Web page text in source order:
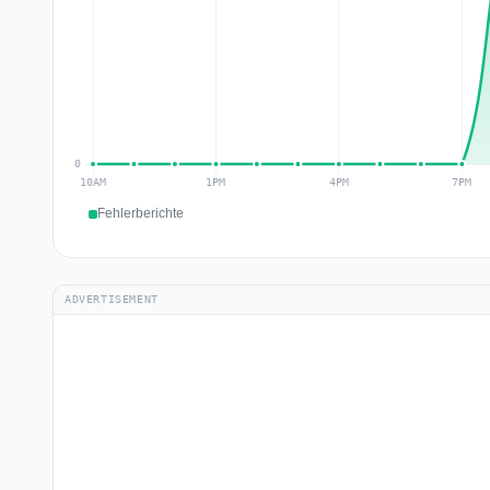
Fehlerberichte
ADVERTISEMENT